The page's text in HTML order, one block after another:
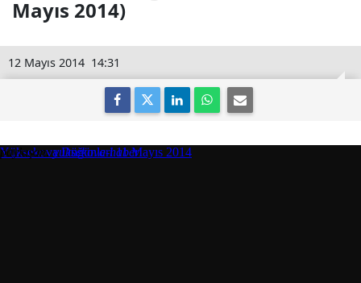
Mayıs 2014)
14:31
12 Mayıs 2014